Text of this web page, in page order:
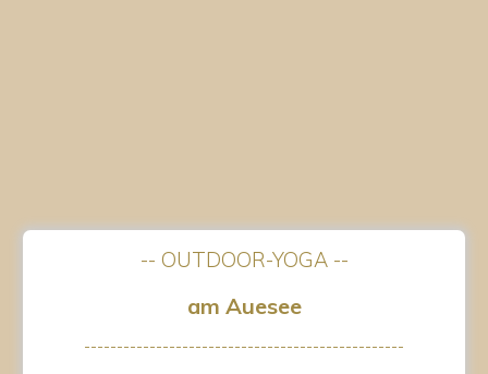
-- OUTDOOR-YOGA --
am Auesee
-------------------------------------------------